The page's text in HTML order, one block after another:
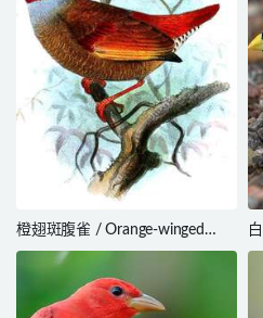
橙翅斑腹雀 / Orange-winged
Pytilia / Pytilia afra